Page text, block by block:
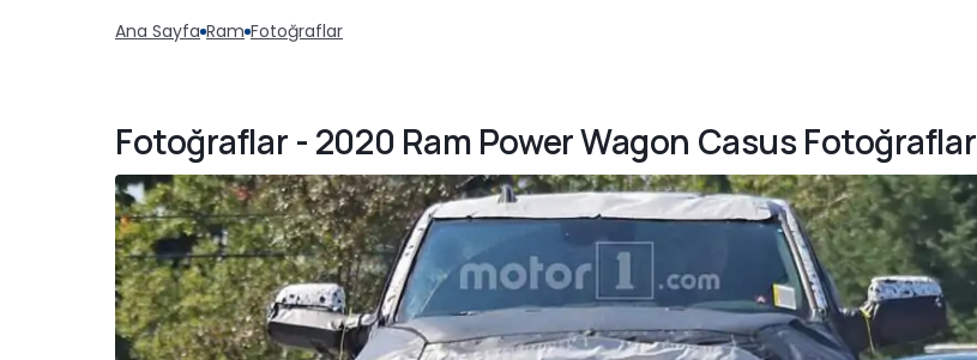
Ana Sayfa Ram Fotoğraflar
Fotoğraflar - 2020 Ram Power Wagon Casus Fotoğraflar